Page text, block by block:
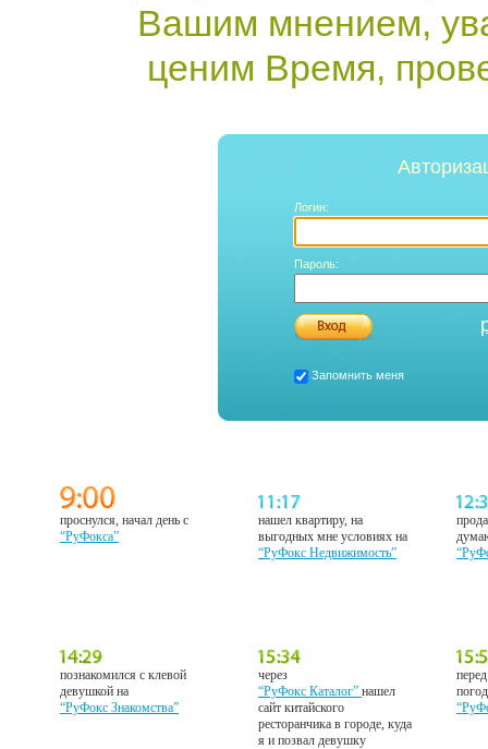
Вашим мнением,
ценим Время,
Логин:
Пароль:
Запомнить меня
проснулся, начал день с
“РуФокса”
нашел квартиру, на
выгодных мне условиях на
“РуФокс Недвижимость”
познакомился с клевой
девушкой на
“РуФокс Знакомства”
через
“РуФокс Каталог”нашел
сайт китайского
ресторанчика в городе, куда
я и позвал девушку